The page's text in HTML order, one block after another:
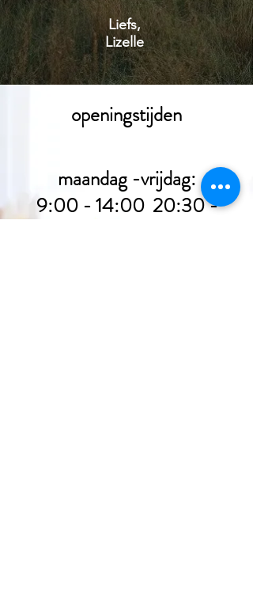
Liefs,
Lizelle
openingstijden
​maandag -vrijdag:
9:00 - 14:00 20:30 -